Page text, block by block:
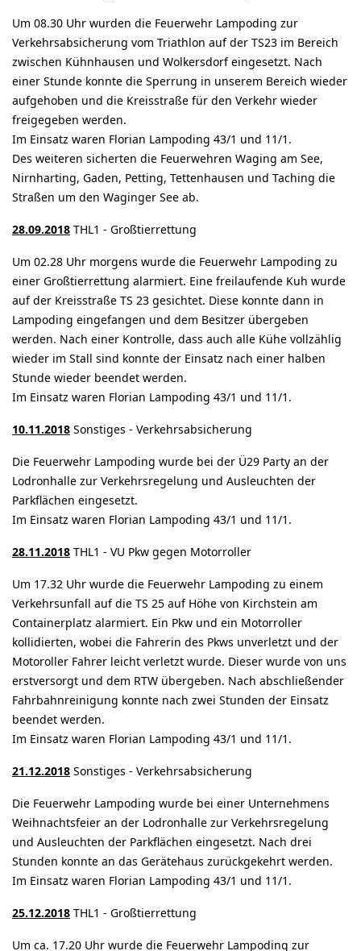
Um 08.30 Uhr wurden die Feuerwehr Lampoding zur
Verkehrsabsicherung vom Triathlon auf der TS23 im Bereich
zwischen Kühnhausen und Wolkersdorf eingesetzt. Nach
einer Stunde konnte die Sperrung in unserem Bereich wieder
aufgehoben und die Kreisstraße für den Verkehr wieder
freigegeben werden.
Im Einsatz waren Florian Lampoding 43/1 und 11/1.
Des weiteren sicherten die Feuerwehren Waging am See,
Nirnharting, Gaden, Petting, Tettenhausen und Taching die
Straßen um den Waginger See ab.
28.09.2018 THL1 - Großtierrettung
Um 02.28 Uhr morgens wurde die Feuerwehr Lampoding zu
einer Großtierrettung alarmiert. Eine freilaufende Kuh wurde
auf der Kreisstraße TS 23 gesichtet. Diese konnte dann in
Lampoding eingefangen und dem Besitzer übergeben
werden. Nach einer Kontrolle, dass auch alle Kühe vollzählig
wieder im Stall sind konnte der Einsatz nach einer halben
Stunde wieder beendet werden.
Im Einsatz waren Florian Lampoding 43/1 und 11/1.
10.11.2018 Sonstiges - Verkehrsabsicherung
Die Feuerwehr Lampoding wurde bei der Ü29 Party an der
Lodronhalle zur Verkehrsregelung und Ausleuchten der
Parkflächen eingesetzt.
Im Einsatz waren Florian Lampoding 43/1 und 11/1.
28.11.2018 THL1 - VU Pkw gegen Motorroller
Um 17.32 Uhr wurde die Feuerwehr Lampoding zu einem
Verkehrsunfall auf die TS 25 auf Höhe von Kirchstein am
Containerplatz alarmiert. Ein Pkw und ein Motorroller
kollidierten, wobei die Fahrerin des Pkws unverletzt und der
Motoroller Fahrer leicht verletzt wurde. Dieser wurde von uns
erstversorgt und dem RTW übergeben. Nach abschließender
Fahrbahnreinigung konnte nach zwei Stunden der Einsatz
beendet werden.
Im Einsatz waren Florian Lampoding 43/1 und 11/1.
21.12.2018 Sonstiges - Verkehrsabsicherung
Die Feuerwehr Lampoding wurde bei einer Unternehmens
Weihnachtsfeier an der Lodronhalle zur Verkehrsregelung
und Ausleuchten der Parkflächen eingesetzt. Nach drei
Stunden konnte an das Gerätehaus zurückgekehrt werden.
Im Einsatz waren Florian Lampoding 43/1 und 11/1.
25.12.2018 THL1 - Großtierrettung
Um ca. 17.20 Uhr wurde die Feuerwehr Lampoding zur